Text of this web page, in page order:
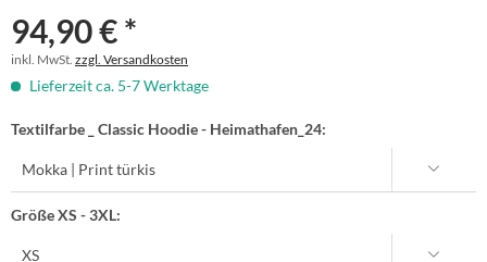
94,90 € *
inkl. MwSt. zzgl. Versandkosten
Lieferzeit ca. 5-7 Werktage
Textilfarbe _ Classic Hoodie - Heimathafen_24:
Größe XS - 3XL: